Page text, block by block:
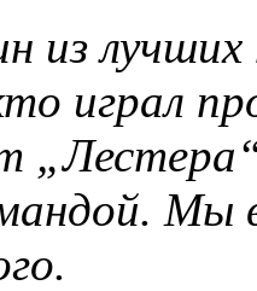
из
играл
Мы